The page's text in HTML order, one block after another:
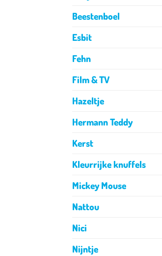
Beestenboel
Esbit
Fehn
Film & TV
Hazeltje
Hermann Teddy
Kerst
Kleurrijke knuffels
Mickey Mouse
Nattou
Nici
Nijntje